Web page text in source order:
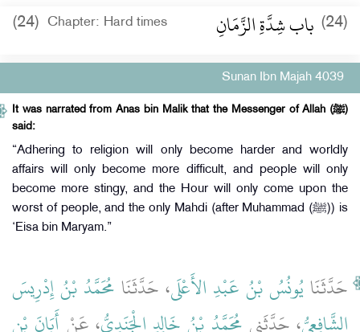
(24) Chapter: Hard times (24) باب شِدَّةِ الزَّمَانِ ‏‏
Sunan Ibn Majah 4039
It was narrated from Anas bin Malik that the Messenger of Allah (ﷺ)
said:
“Adhering to religion will only become harder and worldly
affairs will only become more difficult, and people will only
become more stingy, and the Hour will only come upon the
worst of people, and the only Mahdi (after Muhammad (ﷺ)) is
‘Eisa bin Maryam.”
حَدَّثَنَايُونُسُ بْنُ عَبْدِ الأَعْلَى، حَدَّثَنَا مُحَمَّدُ بْنُ إِدْرِيسَ
الشَّافِعِيُّ، حَدَّثَنِي مُحَمَّدُ بْنُ خَالِدٍ الْجَنَدِيُّ، عَنْ أَبَانَ بْنِ